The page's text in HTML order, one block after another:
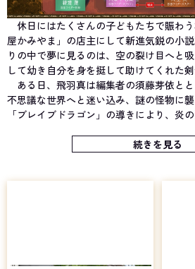
休日にはたくさんの子どもたちで賑わ
屋かみやま」の店主にして新進気鋭の小
りの中で夢に見るのは、空の裂け目へと
して幼き自分を身を挺して助けてくれた
ある日、飛羽真は編集者の須藤芽依と
不思議な世界へと迷い込み、謎の怪物に
「ブレイブドラゴン」の導きにより、炎
じる中でさまざまな剣士たちと出会う。
続きを見る